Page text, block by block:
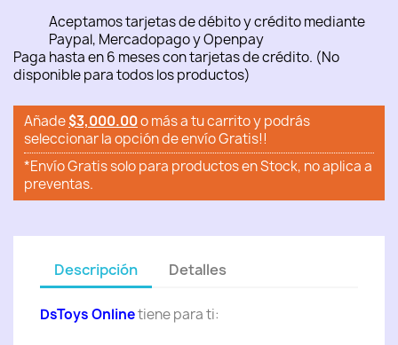
Aceptamos tarjetas de débito y crédito mediante
Paypal, Mercadopago y Openpay
Paga hasta en 6 meses con tarjetas de crédito. (No
disponible para todos los productos)
Añade$3,000.00o más a tu carrito y podrás
seleccionar la opción de envío Gratis!!
*Envío Gratis solo para productos en Stock, no aplica a
preventas.
Descripción Detalles
DsToys Onlinetiene para ti: